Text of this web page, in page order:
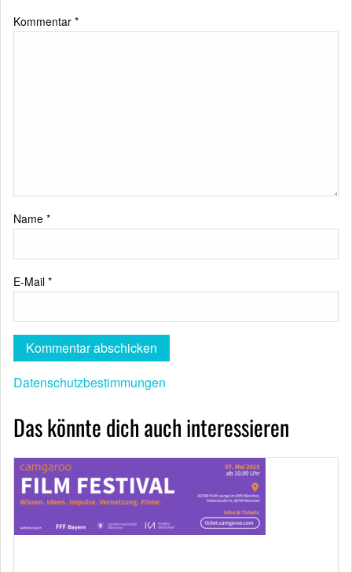
Kommentar *
Name *
E-Mail *
Datenschutzbestimmungen
Das könnte dich auch interessieren